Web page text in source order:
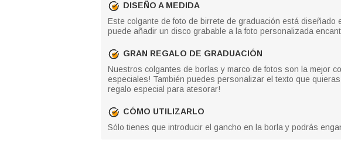
DISEÑO A MEDIDA
Este colgante de foto de birrete de graduación está diseñado
puede añadir un disco grabable a la foto personalizada
GRAN REGALO DE GRADUACIÓN
Nuestros colgantes de borlas y marco de fotos son la mejor
especiales! También puedes personalizar el texto que
regalo especial para atesorar!
CÓMO UTILIZARLO
Sólo tienes que introducir el gancho en la borla y podrás